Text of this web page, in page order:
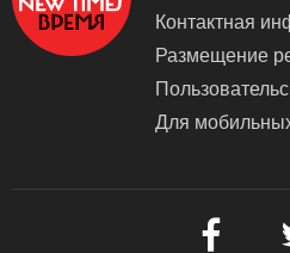
Контактная
Размещение
Для